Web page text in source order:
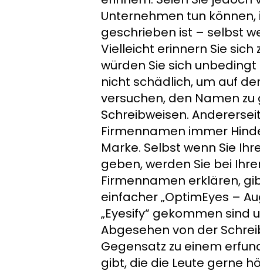
Unternehmen tun
geschrieben ist – selbst
Vielleicht erinnern Sie sich
würden Sie sich
nicht schädlich, um auf
versuchen, den Namen
Schreibweisen.
Firmennamen immer
Marke. Selbst wenn Sie
geben, werden Sie bei
Firmennamen erklären,
einfacher „OptimEyes –
„Eyesify“ gekommen
Abgesehen von der
Gegensatz zu einem
gibt, die die Leute gerne